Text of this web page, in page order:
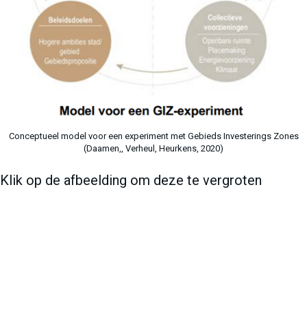
Conceptueel model voor een experiment met Gebieds Investerings Zones
(Daamen,, Verheul, Heurkens, 2020)
Klik op de afbeelding om deze te vergroten